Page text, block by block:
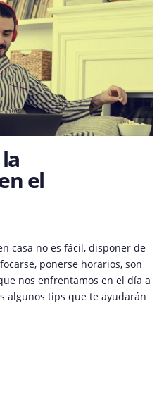
el
casa no es fácil, disponer de
ponerse horarios, son
nos enfrentamos en el día a
algunos tips que te ayudarán